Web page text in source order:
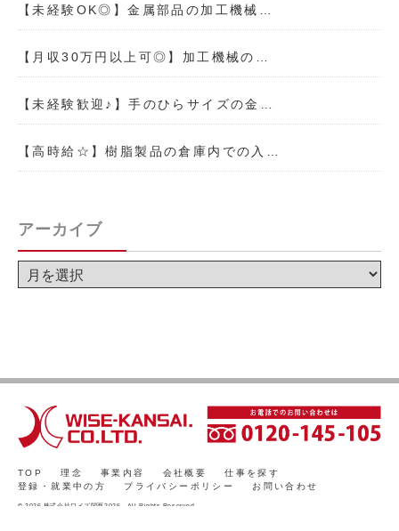
【未経験OK◎】金属部品の加工機械…
【月収30万円以上可◎】加工機械の…
【未経験歓迎♪】手のひらサイズの金…
【高時給☆】樹脂製品の倉庫内での入…
アーカイブ
TOP 理念 事業内容 会社概要
仕事を探す
登録・就業中の方
プライバシーポリシー お問い合わせ
© 2026 株式会社ワイズ関西2025 All Rights Reserved.